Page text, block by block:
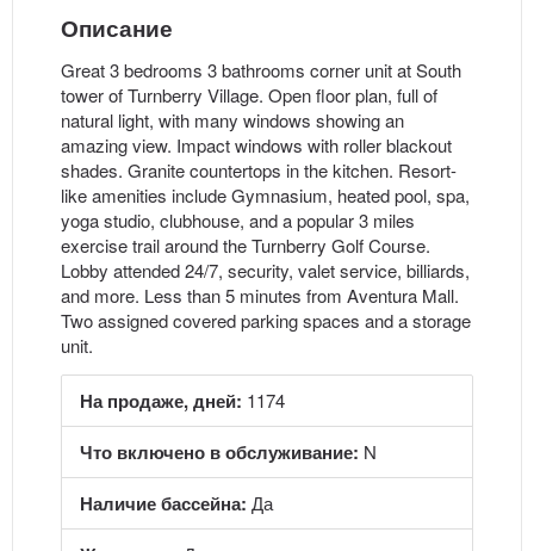
Описание
Great 3 bedrooms 3 bathrooms corner unit at South
tower of Turnberry Village. Open floor plan, full of
natural light, with many windows showing an
amazing view. Impact windows with roller blackout
shades. Granite countertops in the kitchen. Resort-
like amenities include Gymnasium, heated pool, spa,
yoga studio, clubhouse, and a popular 3 miles
exercise trail around the Turnberry Golf Course.
Lobby attended 24/7, security, valet service, billiards,
and more. Less than 5 minutes from Aventura Mall.
Two assigned covered parking spaces and a storage
unit.
На продаже, дней: 1174
Что включено в обслуживание: N
Наличие бассейна: Да